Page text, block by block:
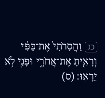
כג
וַהֲסִרֹתִי֙ אֶת־כַּפִּ֔י
וְרָאִ֖יתָ אֶת־אֲחֹרָ֑י וּפָנַ֖י לֹ֥א
יֵרָאֽוּ׃ (ס)